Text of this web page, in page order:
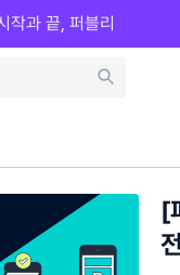
작과 끝, 퍼블리
[